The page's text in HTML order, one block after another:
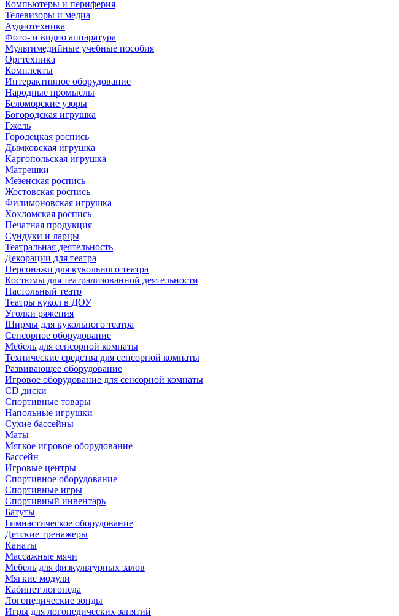
Компьютеры и периферия
Телевизоры и медиа
Аудиотехника
Фото- и видио аппаратура
Мультимедийные учебные пособия
Оргтехника
Комплекты
Интерактивное оборудование
Народные промыслы
Беломорские узоры
Богородская игрушка
Гжель
Городецкая роспись
Дымковская игрушка
Каргопольская игрушка
Матрешки
Мезенская роспись
Жостовская роспись
Филимоновская игрушка
Хохломская роспись
Печатная продукция
Сундуки и ларцы
Театральная деятельность
Декорации для театра
Персонажи для кукольного театра
Костюмы для театрализованной деятельности
Настольный театр
Театры кукол в ДОУ
Уголки ряжения
Ширмы для кукольного театра
Сенсорное оборудование
Мебель для сенсорной комнаты
Технические средства для сенсорной комнаты
Развивающее оборудование
Игровое оборудование для сенсорной комнаты
CD диски
Спортивные товары
Напольные игрушки
Сухие бассейны
Маты
Мягкое игровое оборудование
Бассейн
Игровые центры
Спортивное оборудование
Спортивные игры
Спортивный инвентарь
Батуты
Гимнастическое оборудование
Детские тренажеры
Канаты
Массажные мячи
Мебель для физкультурных залов
Мягкие модули
Кабинет логопеда
Логопедические зонды
Игры для логопедических занятий